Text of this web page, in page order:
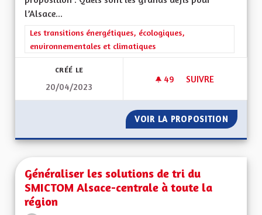
l’Alsace...
Filtrer les résultats de la catégorie : Les transitions
Les transitions énergétiques, écologiques,
environnementales et climatiques
CRÉÉ LE
20/04/2023
49 49 ABONNÉS
SUIVRE
VOIR LA PROPOSITION
Généraliser les solutions de tri du
SMICTOM Alsace-centrale à toute la
région